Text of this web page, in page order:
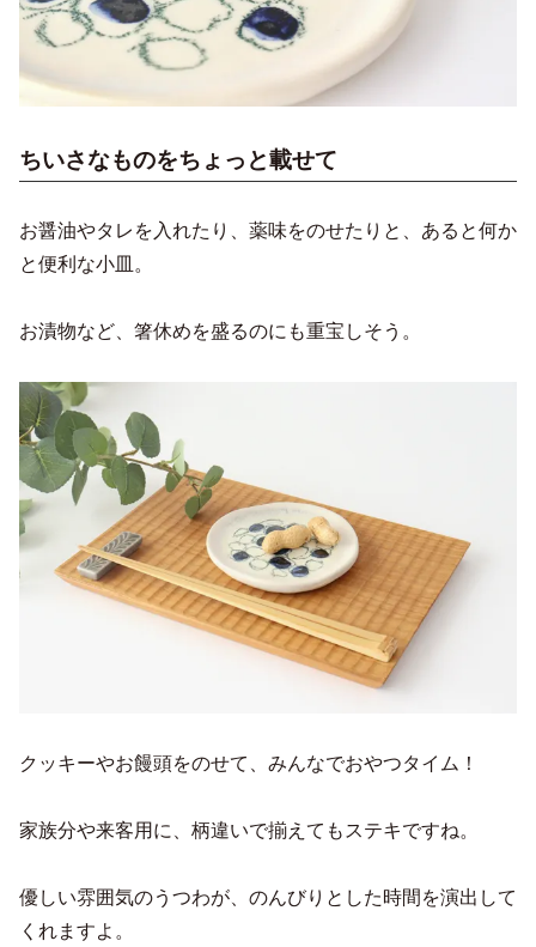
ちいさなものをちょっと載せて
お醤油やタレを入れたり、薬味をのせたりと、あると何か
と便利な小皿。
お漬物など、箸休めを盛るのにも重宝しそう。
クッキーやお饅頭をのせて、みんなでおやつタイム！
家族分や来客用に、柄違いで揃えてもステキですね。
優しい雰囲気のうつわが、のんびりとした時間を演出して
くれますよ。